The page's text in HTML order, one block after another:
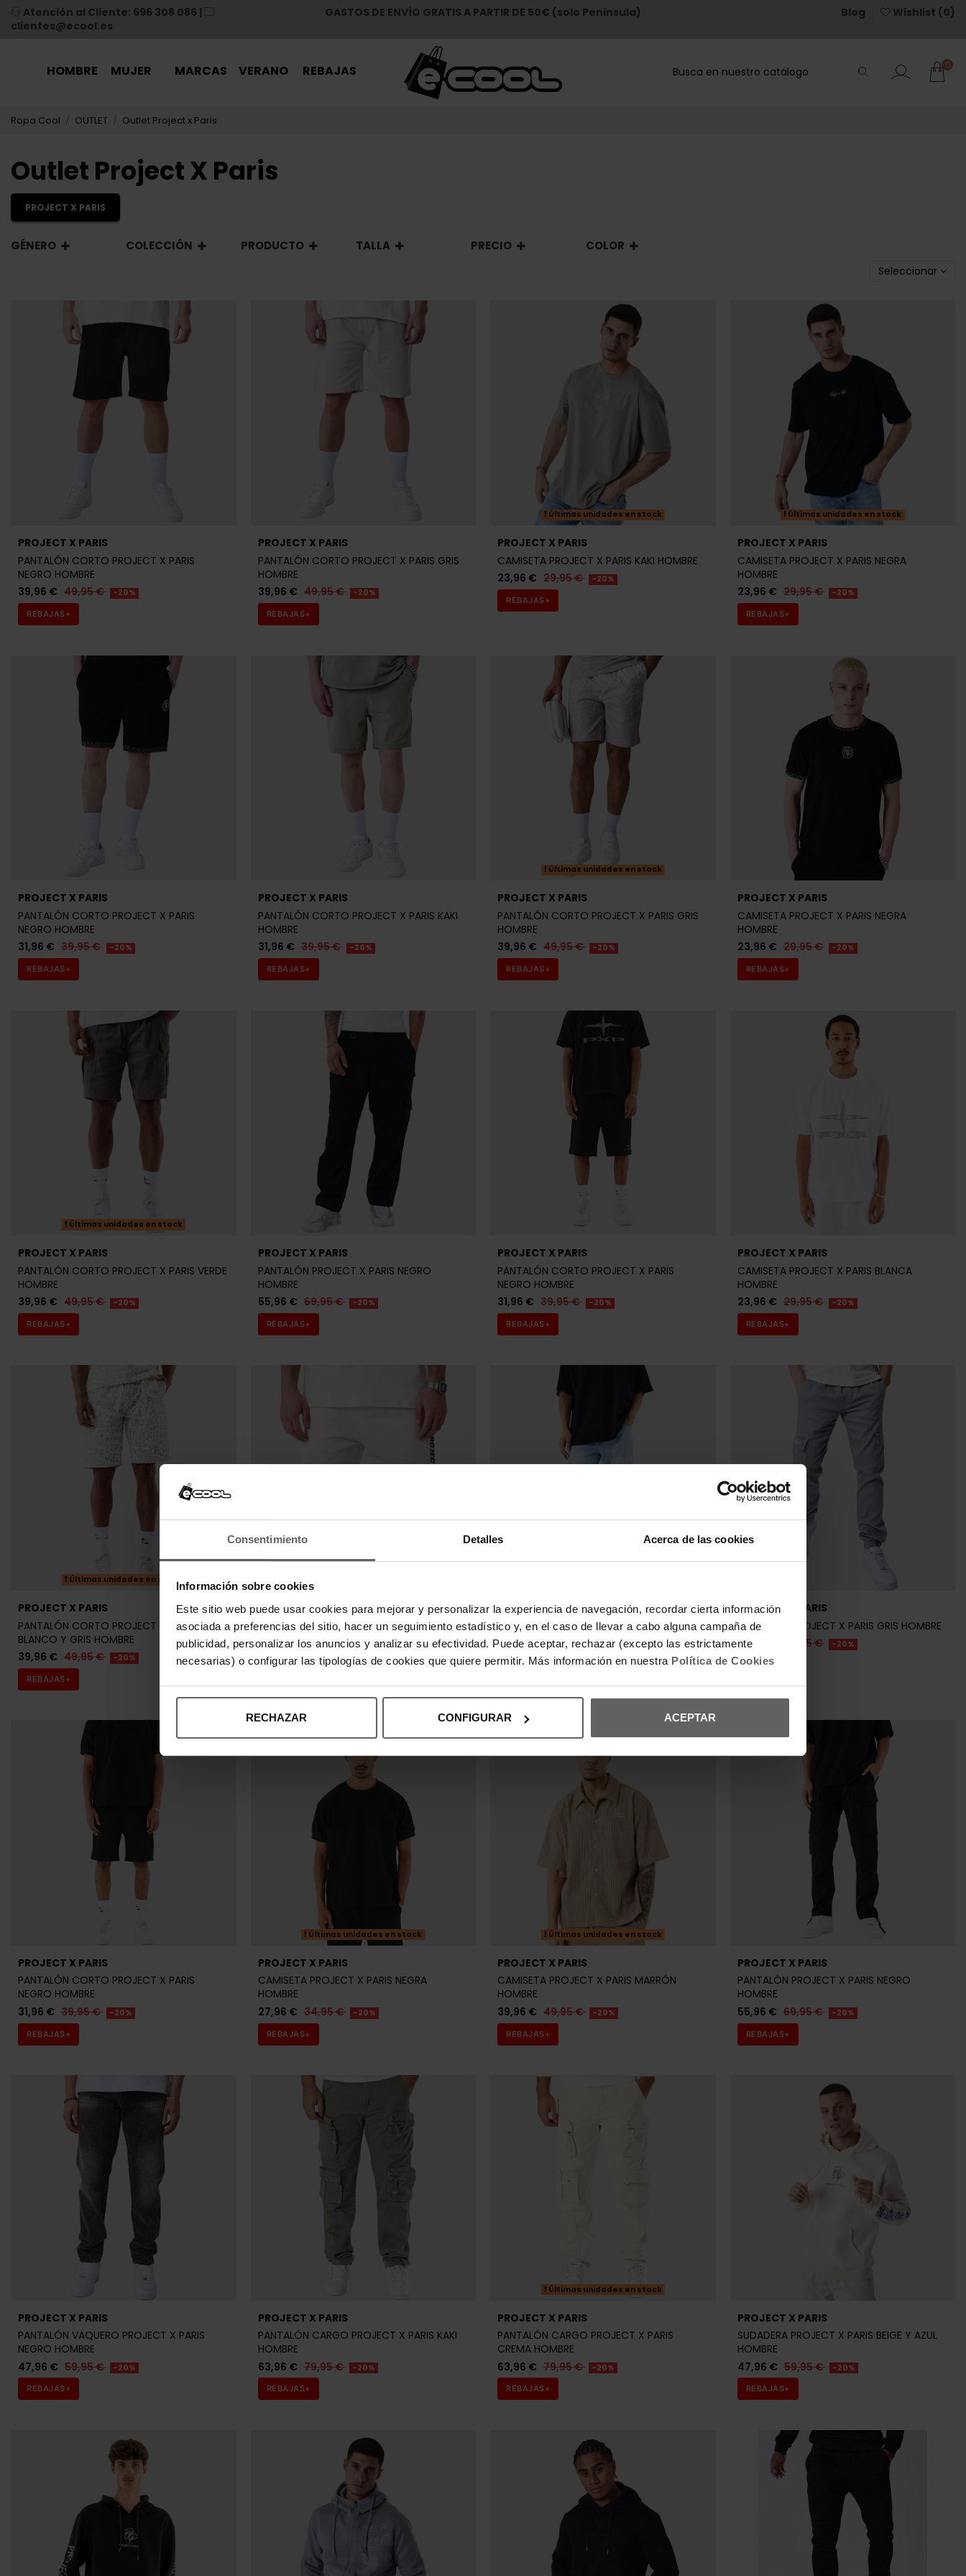
Consentimiento Detalles Acerca de las cookies
Información sobre cookies
Este sitio web puede usar cookies para mejorar y personalizar la experiencia de navegación, recordar cierta información
asociada a preferencias del sitio, hacer un seguimiento estadístico y, en el caso de llevar a cabo alguna campaña de
publicidad, personalizar los anuncios y analizar su efectividad. Puede aceptar, rechazar (excepto las estrictamente
necesarias) o configurar las tipologías de cookies que quiere permitir. Más información en nuestra Política de Cookies
RECHAZAR CONFIGURAR ACEPTAR
Atención al Cliente: 696 308 086 |
clientes@ecool.es
GASTOS DE ENVÍO GRATIS A PARTIR DE 50€ (solo Peninsula) Blog Wishlist (0)
HOMBRE MUJER MARCAS VERANO REBAJAS 0
Ropa Cool OUTLET Outlet Project x Paris
Outlet Project X Paris
PROJECT X PARIS
GÉNERO COLECCIÓN PRODUCTO TALLA PRECIO COLOR
Seleccionar
PROJECT X PARIS
PANTALÓN CORTO PROJECT X PARIS
NEGRO HOMBRE
39,96 € 49,95 € -20%
REBAJAS+
PROJECT X PARIS
PANTALÓN CORTO PROJECT X PARIS GRIS
HOMBRE
39,96 € 49,95 € -20%
REBAJAS+
Últimas unidades en stock
PROJECT X PARIS
CAMISETA PROJECT X PARIS KAKI HOMBRE
23,96 € 29,95 € -20%
REBAJAS+
Últimas unidades en stock
PROJECT X PARIS
CAMISETA PROJECT X PARIS NEGRA
HOMBRE
23,96 € 29,95 € -20%
REBAJAS+
PROJECT X PARIS
PANTALÓN CORTO PROJECT X PARIS
NEGRO HOMBRE
31,96 € 39,95 € -20%
REBAJAS+
PROJECT X PARIS
PANTALÓN CORTO PROJECT X PARIS KAKI
HOMBRE
31,96 € 39,95 € -20%
REBAJAS+
Últimas unidades en stock
PROJECT X PARIS
PANTALÓN CORTO PROJECT X PARIS GRIS
HOMBRE
39,96 € 49,95 € -20%
REBAJAS+
PROJECT X PARIS
CAMISETA PROJECT X PARIS NEGRA
HOMBRE
23,96 € 29,95 € -20%
REBAJAS+
Últimas unidades en stock
PROJECT X PARIS
PANTALÓN CORTO PROJECT X PARIS VERDE
HOMBRE
39,96 € 49,95 € -20%
REBAJAS+
PROJECT X PARIS
PANTALÓN PROJECT X PARIS NEGRO
HOMBRE
55,96 € 69,95 € -20%
REBAJAS+
PROJECT X PARIS
PANTALÓN CORTO PROJECT X PARIS
NEGRO HOMBRE
31,96 € 39,95 € -20%
REBAJAS+
PROJECT X PARIS
CAMISETA PROJECT X PARIS BLANCA
HOMBRE
23,96 € 29,95 € -20%
REBAJAS+
Últimas unidades en stock
PROJECT X PARIS
PANTALÓN CORTO PROJECT X PARIS
BLANCO Y GRIS HOMBRE
39,96 € 49,95 € -20%
REBAJAS+
PROJECT X PARIS
PANTALÓN CORTO PROJECT X PARIS BEIGE
HOMBRE
31,96 € 39,95 € -20%
PROJECT X PARIS
PANTALÓN VAQUERO PROJECT X PARIS
AZUL HOMBRE
47,96 € 59,95 € -20%
PROJECT X PARIS
PANTALÓN PROJECT X PARIS GRIS HOMBRE
55,96 €
69,95 € -20%
REBAJAS+
PROJECT X PARIS
PANTALÓN CORTO PROJECT X PARIS
NEGRO HOMBRE
31,96 € 39,95 € -20%
REBAJAS+
Últimas unidades en stock
PROJECT X PARIS
CAMISETA PROJECT X PARIS NEGRA
HOMBRE
27,96 € 34,95 € -20%
REBAJAS+
Últimas unidades en stock
PROJECT X PARIS
CAMISETA PROJECT X PARIS MARRÓN
HOMBRE
39,96 € 49,95 € -20%
REBAJAS+
PROJECT X PARIS
PANTALÓN PROJECT X PARIS NEGRO
HOMBRE
55,96 € 69,95 € -20%
REBAJAS+
PROJECT X PARIS
PANTALÓN VAQUERO PROJECT X PARIS
NEGRO HOMBRE
47,96 € 59,95 € -20%
REBAJAS+
PROJECT X PARIS
PANTALÓN CARGO PROJECT X PARIS KAKI
HOMBRE
63,96 € 79,95 € -20%
REBAJAS+
Últimas unidades en stock
PROJECT X PARIS
PANTALÓN CARGO PROJECT X PARIS
CREMA HOMBRE
63,96 € 79,95 € -20%
REBAJAS+
PROJECT X PARIS
SUDADERA PROJECT X PARIS BEIGE Y AZUL
HOMBRE
47,96 € 59,95 € -20%
REBAJAS+